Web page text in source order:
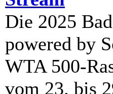
Die 2025
powered by
WTA 500-
vom 23. bis